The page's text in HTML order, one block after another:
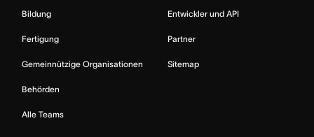
Bildung
Fertigung
Gemeinnützige Organisationen
Behörden
Alle Teams
Entwickler und API
Partner
Sitemap